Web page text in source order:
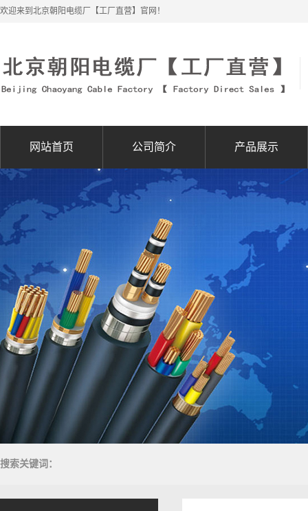
欢迎来到北京朝阳电缆厂【工厂直营】官网！
网站首页 公司简介 产品展示
搜索关键词：